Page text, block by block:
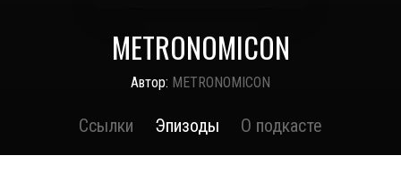
METRONOMICON
Автор: METRONOMICON
Ссылки Эпизоды О подкасте